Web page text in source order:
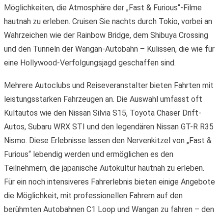
Möglichkeiten, die Atmosphäre der „Fast & Furious“-Filme
hautnah zu erleben. Cruisen Sie nachts durch Tokio, vorbei an
Wahrzeichen wie der Rainbow Bridge, dem Shibuya Crossing
und den Tunneln der Wangan-Autobahn – Kulissen, die wie für
eine Hollywood-Verfolgungsjagd geschaffen sind.
Mehrere Autoclubs und Reiseveranstalter bieten Fahrten mit
leistungsstarken Fahrzeugen an. Die Auswahl umfasst oft
Kultautos wie den Nissan Silvia S15, Toyota Chaser Drift-
Autos, Subaru WRX STI und den legendären Nissan GT-R R35
Nismo. Diese Erlebnisse lassen den Nervenkitzel von „Fast &
Furious“ lebendig werden und ermöglichen es den
Teilnehmern, die japanische Autokultur hautnah zu erleben.
Für ein noch intensiveres Fahrerlebnis bieten einige Angebote
die Möglichkeit, mit professionellen Fahrern auf den
berühmten Autobahnen C1 Loop und Wangan zu fahren – den